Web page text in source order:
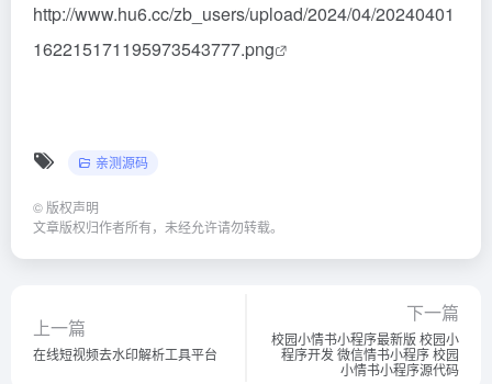
http://www.hu6.cc/zb_users/upload/2024/04/20240401
162215171195973543777.png
亲测源码
© 版权声明
文章版权归作者所有，未经允许请勿转载。
上一篇
在线短视频去水印解析工具平台
下一篇
校园小情书小程序最新版 校园小
程序开发 微信情书小程序 校园
小情书小程序源代码